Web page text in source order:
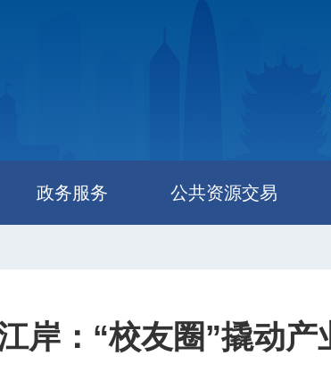
政务服务 公共资源交易
岸：“校友圈”撬动